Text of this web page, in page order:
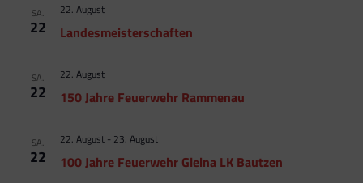
SA.
22 Landesmeisterschaften
22. August
SA.
22 150 Jahre Feuerwehr Rammenau
22. August
SA.
22 100 Jahre Feuerwehr Gleina LK Bautzen
22. August- 23. August